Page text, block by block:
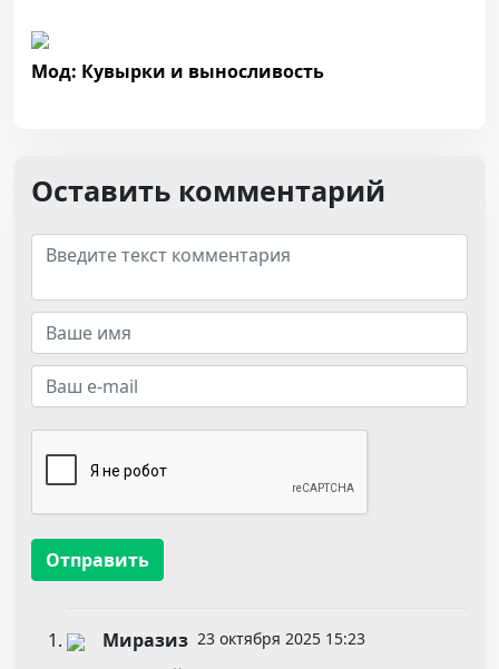
Мод: Кувырки и выносливость
Оставить комментарий
Отправить
Миразиз 23 октября 2025 15:23